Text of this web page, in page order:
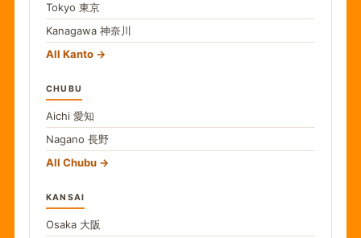
Tokyo 東京
Kanagawa 神奈川
All Kanto
CHUBU
Aichi 愛知
Nagano 長野
All Chubu
KANSAI
Osaka 大阪